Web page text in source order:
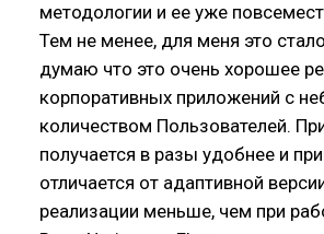
методологии и ее уже
Тем не менее, для меня это
думаю что это очень хорошее
корпоративных приложений с
количеством Пользователей.
получается в разы удобнее и
отличается от адаптивной
реализации меньше, чем при